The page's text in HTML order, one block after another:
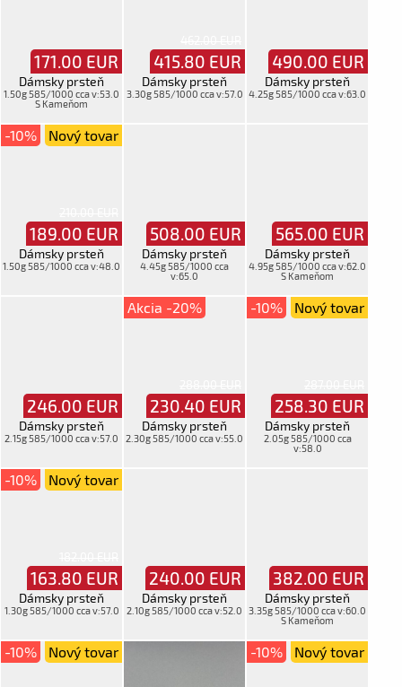
171.00 EUR
Dámsky prsteň
1.50g 585/1000 cca v:53.0
S Kameňom
415.80 EUR
Dámsky prsteň
3.30g 585/1000 cca v:57.0
490.00 EUR
Dámsky prsteň
4.25g 585/1000 cca v:63.0
-10%
189.00 EUR
Nový tovar
Dámsky prsteň
1.50g 585/1000 cca v:48.0
508.00 EUR
Dámsky prsteň
4.45g 585/1000 cca
v:65.0
565.00 EUR
Dámsky prsteň
4.95g 585/1000 cca v:62.0
S Kameňom
246.00 EUR
Dámsky prsteň
2.15g 585/1000 cca v:57.0
Akcia -20%
230.40 EUR
Dámsky prsteň
2.30g 585/1000 cca v:55.0
-10%
258.30 EUR
Nový tovar
Dámsky prsteň
2.05g 585/1000 cca
v:58.0
-10%
163.80 EUR
Nový tovar
Dámsky prsteň
1.30g 585/1000 cca v:57.0
240.00 EUR
Dámsky prsteň
2.10g 585/1000 cca v:52.0
382.00 EUR
Dámsky prsteň
3.35g 585/1000 cca v:60.0
S Kameňom
-10% Nový tovar -10% Nový tovar